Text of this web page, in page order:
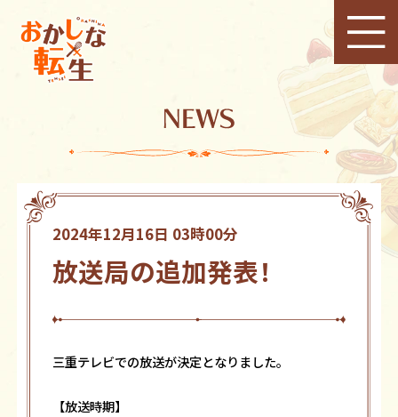
2024年12月16日 03時00分
放送局の追加発表！
三重テレビでの放送が決定となりました。
【放送時期】